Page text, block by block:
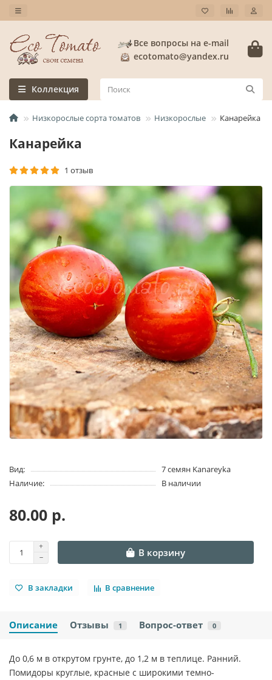
Все вопросы на e-mail
ecotomato@yandex.ru
Коллекция
Низкорослые сорта томатов Низкорослые Канарейка
Канарейка
1 отзыв
Вид:
7 семян Kanareyka
Наличие:
В наличии
80.00 р.
В корзину
В закладки В сравнение
Описание Отзывы 1 Вопрос-ответ 0
До 0,6 м в открутом грунте, до 1,2 м в теплице. Ранний.
Помидоры круглые, красные с широкими темно-